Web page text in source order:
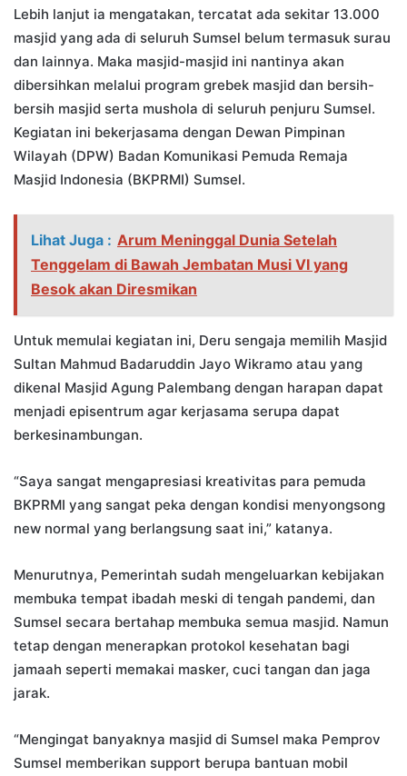
Lebih lanjut ia mengatakan, tercatat ada sekitar 13.000
masjid yang ada di seluruh Sumsel belum termasuk surau
dan lainnya. Maka masjid-masjid ini nantinya akan
dibersihkan melalui program grebek masjid dan bersih-
bersih masjid serta mushola di seluruh penjuru Sumsel.
Kegiatan ini bekerjasama dengan Dewan Pimpinan
Wilayah (DPW) Badan Komunikasi Pemuda Remaja
Masjid Indonesia (BKPRMI) Sumsel.
Lihat Juga : Arum Meninggal Dunia Setelah
Tenggelam di Bawah Jembatan Musi VI yang
Besok akan Diresmikan
Untuk memulai kegiatan ini, Deru sengaja memilih Masjid
Sultan Mahmud Badaruddin Jayo Wikramo atau yang
dikenal Masjid Agung Palembang dengan harapan dapat
menjadi episentrum agar kerjasama serupa dapat
berkesinambungan.
“Saya sangat mengapresiasi kreativitas para pemuda
BKPRMI yang sangat peka dengan kondisi menyongsong
new normal yang berlangsung saat ini,” katanya.
Menurutnya, Pemerintah sudah mengeluarkan kebijakan
membuka tempat ibadah meski di tengah pandemi, dan
Sumsel secara bertahap membuka semua masjid. Namun
tetap dengan menerapkan protokol kesehatan bagi
jamaah seperti memakai masker, cuci tangan dan jaga
jarak.
“Mengingat banyaknya masjid di Sumsel maka Pemprov
Sumsel memberikan support berupa bantuan mobil